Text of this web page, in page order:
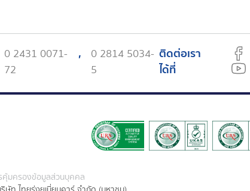
0 2431 0071-
72
,
0 2814 5034-
5
ติดต่อเรา
ได้ที่
คุ้มครองข้อมูลส่วนบุคคล